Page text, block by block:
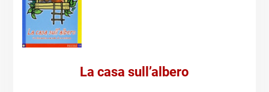
La casa sull’albero